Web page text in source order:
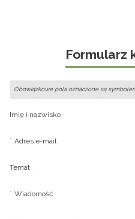
Formularz
Obowiązkowe pola oznaczone są
Imię i nazwisko
* Adres e-mail
Temat
* Wiadomość